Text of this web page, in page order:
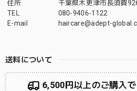
住所
千葉県木更津市長須賀
TEL
080-9406-1122
E-mail
haircare@adept-
送料について
6,500円以上のご購入で